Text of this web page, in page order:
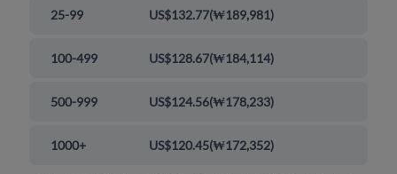
25-99 US$132.77(₩189,981)
100-499 US$128.67(₩184,114)
500-999 US$124.56(₩178,233)
1000+ US$120.45(₩172,352)